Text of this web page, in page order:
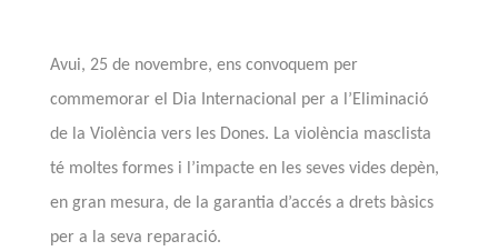
Avui, 25 de novembre, ens convoquem per
commemorar el Dia Internacional per a l’Eliminació
de la Violència vers les Dones. La violència masclista
té moltes formes i l’impacte en les seves vides depèn,
en gran mesura, de la garantia d’accés a drets bàsics
per a la seva reparació.